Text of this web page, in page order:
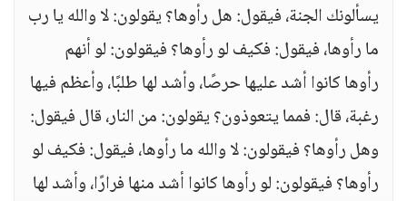
يسألونك الجنة، فيقول: هل رأوها؟ يقولون: لا والله يا رب
ما رأوها، فيقول: فكيف لو رأوها؟ فيقولون: لو أنهم
رأوها كانوا أشد عليها حرصًا، وأشد لها طلبًا، وأعظم فيها
رغبة، قال: فمما يتعوذون؟ يقولون: من النار، قال فيقول:
وهل رأوها؟ فيقولون: لا والله ما رأوها، فيقول: فكيف لو
رأوها؟ فيقولون: لو رأوها كانوا أشد منها فرارًا، وأشد لها